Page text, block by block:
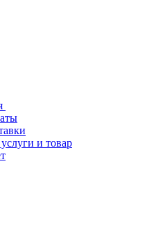
и товар